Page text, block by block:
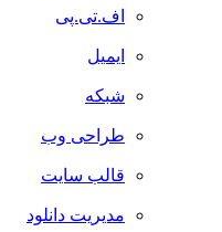
اف.تی.پی
ایمیل
شبکه
طراحی وب
قالب سایت
مدیریت دانلود